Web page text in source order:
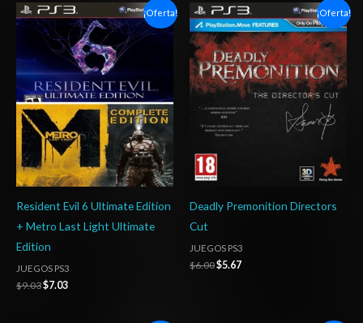
¡Oferta!
Resident Evil 6 Ultimate Edition
+ Metro Last Light Ultimate
Edition
JUEGOS PS3
$9.03
El
precio
original
era:
$9.03.
$7.03
El
precio
actual
es:
$7.03.
¡Oferta!
Deadly Premonition Directors
Cut
JUEGOS PS3
$6.00
El
precio
original
era:
$6.00.
$5.67
El
precio
actual
es:
$5.67.